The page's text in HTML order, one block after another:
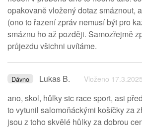
opakovaně vložený dotaz smáznout,
(ono to řazení zpráv nemusí být pro
smáznu ho až později. Samozřejmě
průjezdu všichni uvítáme.
Dávno Lukas B. Vloženo
ano, skol, hůlky stc race sport, asi
to vytunil salomoňáckými košíčky za
jsou z toho skvělé hůlky za dobrou